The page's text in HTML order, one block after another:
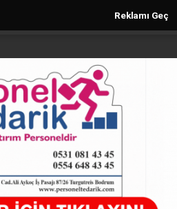
Reklamı Geç
Erbaş'tan üç
mesajı
01.01.2025 - 18:19
kez okundu.